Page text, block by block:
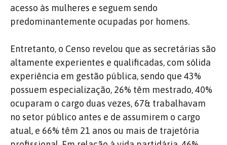
acesso às mulheres e seguem sendo
predominantemente ocupadas por homens.
Entretanto, o Censo revelou que as secretárias são
altamente experientes e qualificadas, com sólida
experiência em gestão pública, sendo que 43%
possuem especialização, 26% têm mestrado, 40%
ocuparam o cargo duas vezes, 67& trabalhavam
no setor público antes e de assumirem o cargo
atual, e 66% têm 21 anos ou mais de trajetória